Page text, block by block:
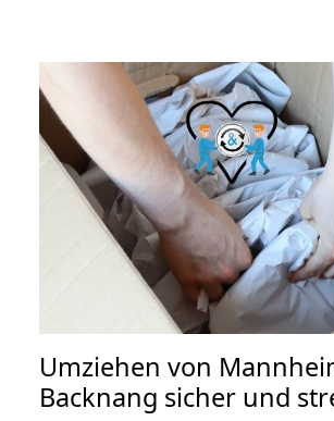
Umziehen von
Backnang sicher und